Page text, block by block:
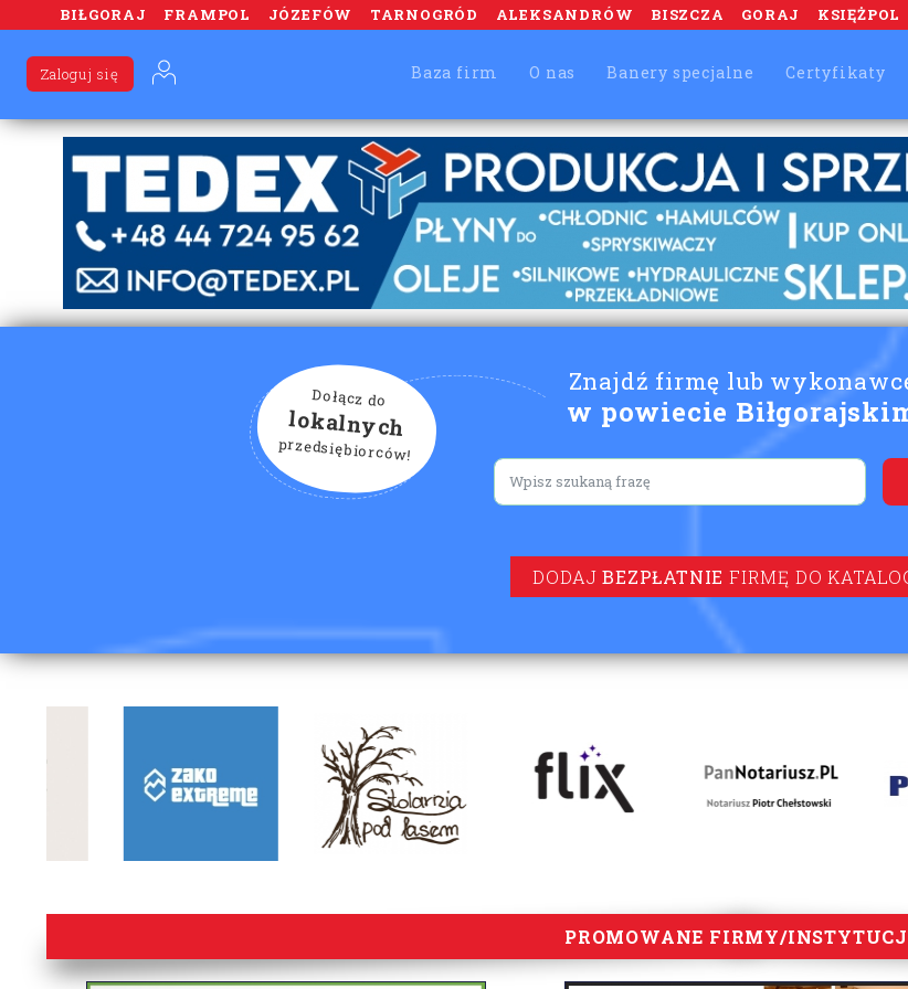
BIŁGORAJ FRAMPOL JÓZEFÓW TARNOGRÓD ALEKSANDRÓW BISZCZA GORAJ KSIĘŻPOL
Baza firm O nas Banery specjalne Certyfikaty
Zaloguj się
Znajdź firmę lub
w powiecie
Dołącz do
lokalnych
przedsiębiorców!
Lorem ipsum
DODAJBEZPŁATNIE FIRMĘ DO
lorem ipsum
PROMOWANE FIRMY/